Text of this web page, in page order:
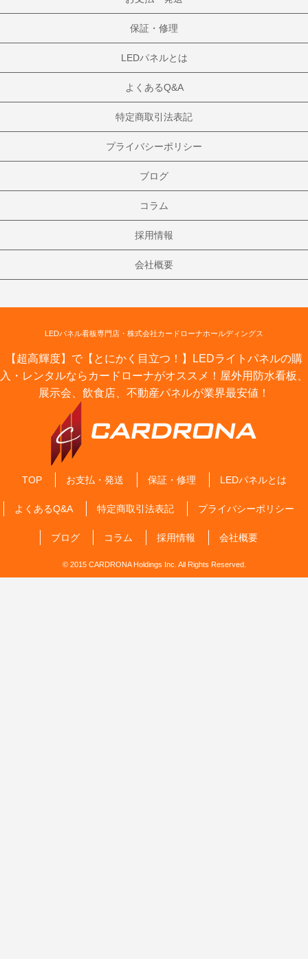
保証・修理
LEDパネルとは
よくあるQ&A
特定商取引法表記
プライバシーポリシー
ブログ
コラム
採用情報
会社概要
LEDパネル看板専門店・株式会社カードローナホールディングス
【超高輝度】で【とにかく目立つ！】LEDライトパネルの購
入・レンタルならカードローナがオススメ！屋外用防水看板、
展示会、飲食店、不動産パネルが業界最安値！
TOP お支払・発送 保証・修理 LEDパネルとは
よくあるQ&A 特定商取引法表記 プライバシーポリシー
ブログ コラム 採用情報 会社概要
© 2015 CARDRONA Holdings Inc. All Rights Reserved.